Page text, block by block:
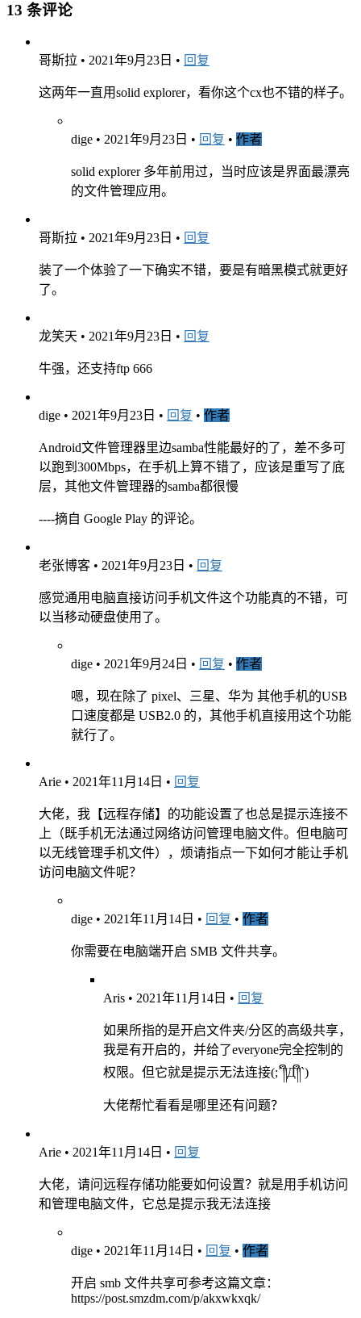
13 条评论
哥斯拉 • 2021年9月23日 • 回复
这两年一直用solid explorer，看你这个cx也不错的样子。
dige • 2021年9月23日 • 回复 • 作者
solid explorer 多年前用过，当时应该是界面最漂亮
的文件管理应用。
哥斯拉 • 2021年9月23日 • 回复
装了一个体验了一下确实不错，要是有暗黑模式就更好
了。
龙笑天 • 2021年9月23日 • 回复
牛强，还支持ftp 666
dige • 2021年9月23日 • 回复 • 作者
Android文件管理器里边samba性能最好的了，差不多可
以跑到300Mbps，在手机上算不错了，应该是重写了底
层，其他文件管理器的samba都很慢
----摘自 Google Play 的评论。
老张博客 • 2021年9月23日 • 回复
感觉通用电脑直接访问手机文件这个功能真的不错，可
以当移动硬盘使用了。
dige • 2021年9月24日 • 回复 • 作者
嗯，现在除了 pixel、三星、华为 其他手机的USB
口速度都是 USB2.0 的，其他手机直接用这个功能
就行了。
Arie • 2021年11月14日 • 回复
大佬，我【远程存储】的功能设置了也总是提示连接不
上（既手机无法通过网络访问管理电脑文件。但电脑可
以无线管理手机文件），烦请指点一下如何才能让手机
访问电脑文件呢？
dige • 2021年11月14日 • 回复 • 作者
你需要在电脑端开启 SMB 文件共享。
Aris • 2021年11月14日 • 回复
如果所指的是开启文件夹/分区的高级共享，
我是有开启的，并给了everyone完全控制的
权限。但它就是提示无法连接(;´༎ຶД༎ຶ`)
大佬帮忙看看是哪里还有问题？
Arie • 2021年11月14日 • 回复
大佬，请问远程存储功能要如何设置？就是用手机访问
和管理电脑文件，它总是提示我无法连接
dige • 2021年11月14日 • 回复 • 作者
开启 smb 文件共享可参考这篇文章：
https://post.smzdm.com/p/akxwkxqk/